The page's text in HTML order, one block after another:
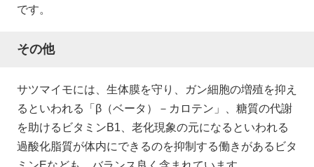
です。
その他
サツマイモには、生体膜を守り、ガン細胞の増殖を抑え
るといわれる「β（ベータ）－カロテン」、糖質の代謝
を助けるビタミンB1、老化現象の元になるといわれる
過酸化脂質が体内にできるのを抑制する働きがあるビタ